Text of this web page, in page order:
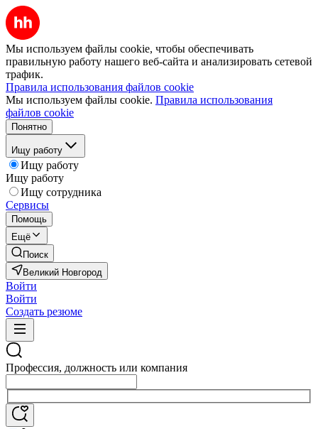
Мы используем файлы cookie, чтобы обеспечивать
правильную работу нашего веб-сайта и анализировать сетевой
трафик.
Правила использования файлов cookie
Мы используем файлы cookie. Правила использования
файлов cookie
Понятно
Ищу работу
Ищу работу
Ищу работу
Ищу сотрудника
Сервисы
Помощь
Ещё
Поиск
Великий Новгород
Войти
Войти
Создать резюме
Профессия, должность или компания